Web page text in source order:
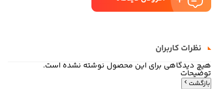
نظرات کاربران
هیچ دیدگاهی برای این محصول نوشته نشده است.
توضیحات
بازگشت